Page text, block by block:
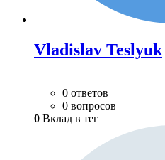
Vladislav Teslyuk
0 ответов
0 вопросов
0 Вклад в тег